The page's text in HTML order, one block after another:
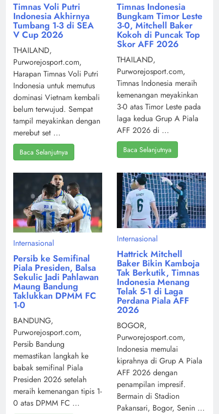
Timnas Voli Putri
Indonesia Akhirnya
Tumbang 1-3 di SEA
V Cup 2026
THAILAND,
Purworejosport.com,
Harapan Timnas Voli Putri
Indonesia untuk memutus
dominasi Vietnam kembali
belum terwujud. Sempat
tampil meyakinkan dengan
merebut set ...
Baca Selanjutnya
Timnas Indonesia
Bungkam Timor Leste
3-0, Mitchell Baker
Kokoh di Puncak Top
Skor AFF 2026
THAILAND,
Purworejosport.com,
Timnas Indonesia meraih
kemenangan meyakinkan
3-0 atas Timor Leste pada
laga kedua Grup A Piala
AFF 2026 di ...
Baca Selanjutnya
Internasional
Persib ke Semifinal
Piala Presiden, Balsa
Sekulic Jadi Pahlawan
Maung Bandung
Taklukkan DPMM FC
1-0
BANDUNG,
Purworejosport.com,
Persib Bandung
memastikan langkah ke
babak semifinal Piala
Presiden 2026 setelah
meraih kemenangan tipis 1-
0 atas DPMM FC ...
Internasional
Hattrick Mitchell
Baker Bikin Kamboja
Tak Berkutik, Timnas
Indonesia Menang
Telak 5-1 di Laga
Perdana Piala AFF
2026
BOGOR,
Purworejosport.com,
Indonesia memulai
kiprahnya di Grup A Piala
AFF 2026 dengan
penampilan impresif.
Bermain di Stadion
Pakansari, Bogor, Senin ...